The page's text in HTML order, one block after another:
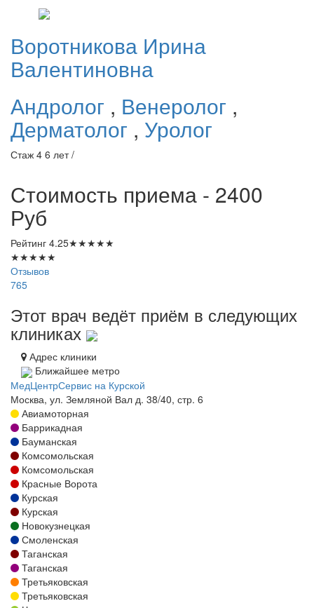
Воротникова Ирина
Валентиновна
Андролог , Венеролог ,
Дерматолог , Уролог
Стаж 4 6 лет /
Стоимость приема - 2400
Руб
Рейтинг 4.25★★★★★
★★★★★
Отзывов
765
Этот врач ведёт приём в следующих
клиниках
Адрес клиники
Ближайшее метро
МедЦентрСервис на Курской
Москва, ул. Земляной Вал д. 38/40, стр. 6
Авиамоторная
Баррикадная
Бауманская
Комсомольская
Комсомольская
Красные Ворота
Курская
Курская
Новокузнецкая
Смоленская
Таганская
Таганская
Третьяковская
Третьяковская